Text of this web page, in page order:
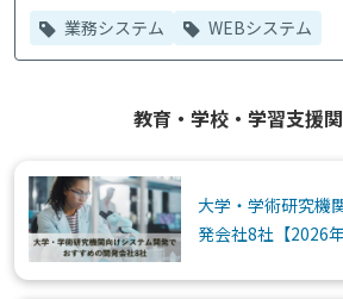
業務システム WEBシステム
教育・学校・学習支援
大学・学術研究機
発会社8社【2026年